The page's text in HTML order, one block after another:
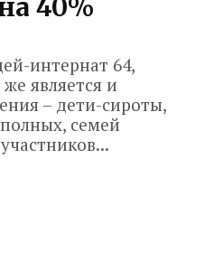
40%
интернат 64,
является и
– дети-сироты,
семей